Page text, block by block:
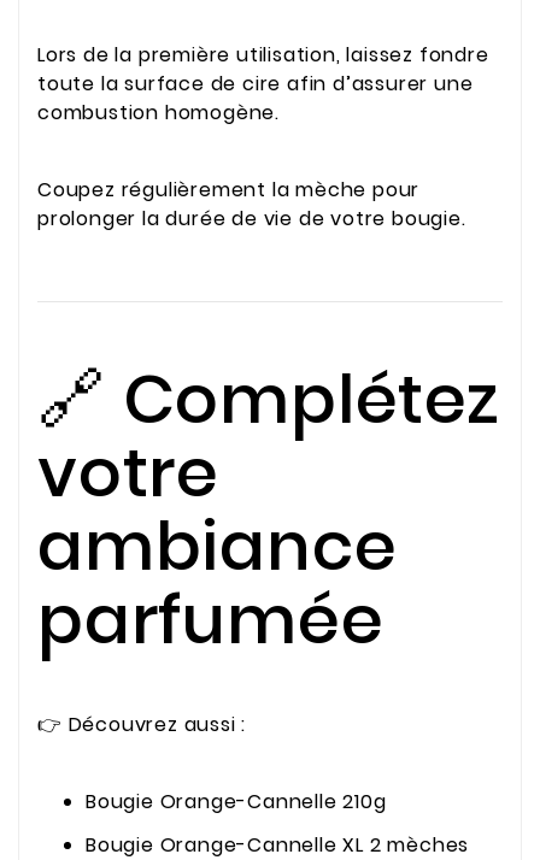
Lors de la première utilisation, laissez fondre
toute la surface de cire afin d’assurer une
combustion homogène.
Coupez régulièrement la mèche pour
prolonger la durée de vie de votre bougie.
🔗 Complétez
votre
ambiance
parfumée
👉 Découvrez aussi :
Bougie Orange-Cannelle 210g
Bougie Orange-Cannelle XL 2 mèches